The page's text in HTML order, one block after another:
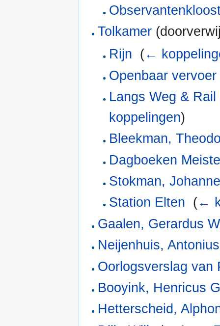
Tolkamer
Rijn (←
Openbaar vervoer
Langs Weg &
koppelingen)
Bleekman,
Dagboeken
Stokman,
Station Elten (←
Gaalen, Gerardus
Neijenhuis,
Oorlogsverslag van
Booyink, Henricus
Hetterscheid,